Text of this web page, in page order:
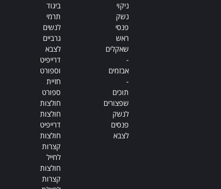
ניקוי
נשק
פנסי
ראש
שאקלים
-
אבזמים
-
תוכים
שפצורים
לנשק
פנסים
לצבא
ביגוד
תרמי
לנשים
גרביים
לצבא
דרייפיט
וספורט
חזיית
ספורט
חולצות
חולצות
דרייפיט
חולצות
קצרות
לחייל
חולצות
קצרות